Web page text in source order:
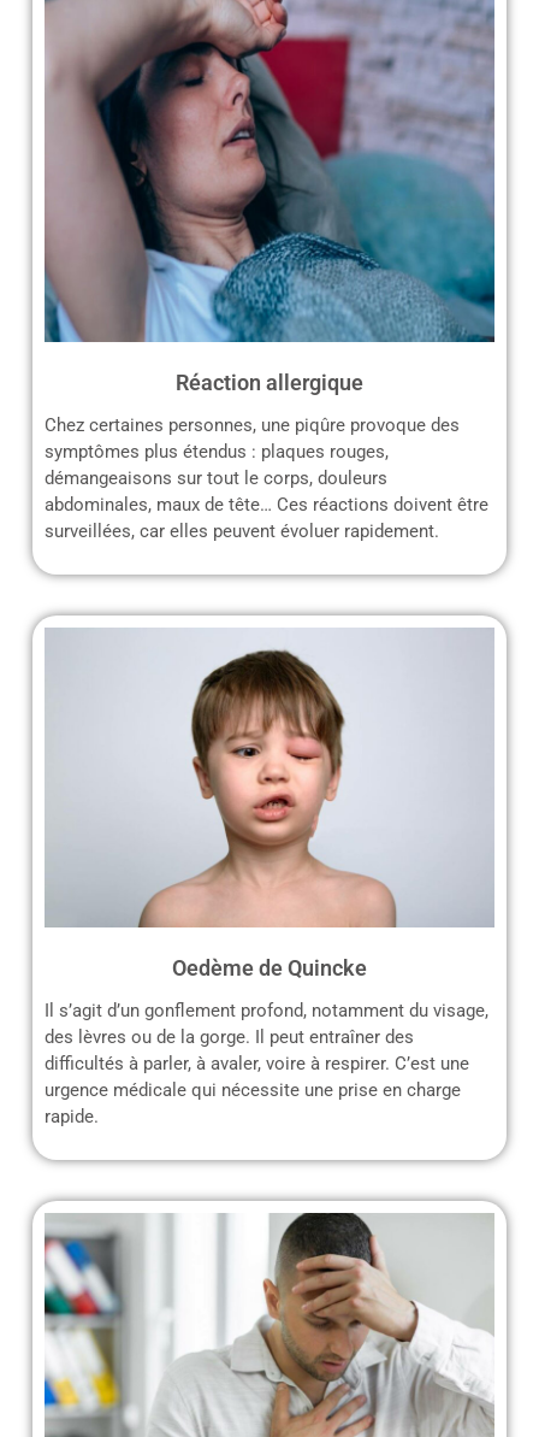
Réaction allergique
Chez certaines personnes, une piqûre provoque des
symptômes plus étendus : plaques rouges,
démangeaisons sur tout le corps, douleurs
abdominales, maux de tête… Ces réactions doivent être
surveillées, car elles peuvent évoluer rapidement.
Oedème de Quincke
Il s’agit d’un gonflement profond, notamment du visage,
des lèvres ou de la gorge. Il peut entraîner des
difficultés à parler, à avaler, voire à respirer. C’est une
urgence médicale qui nécessite une prise en charge
rapide.